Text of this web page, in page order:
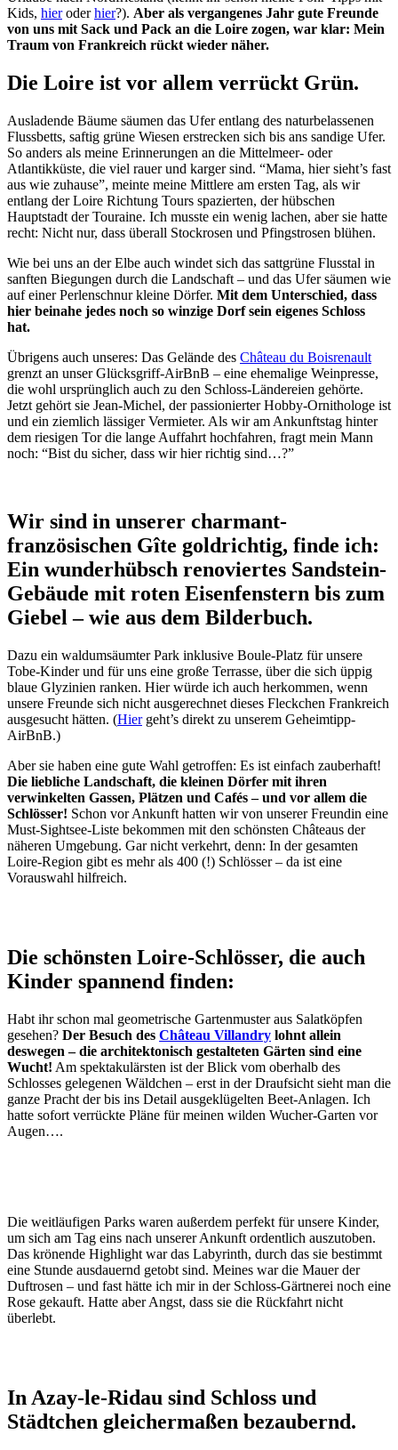
Kids, hieroderhier?). Aber als vergangenes Jahr gute Freunde
von uns mit Sack und Pack an die Loire zogen, war klar: Mein
Traum von Frankreich rückt wieder näher.
Die Loire ist vor allem verrückt Grün.
Ausladende Bäume säumen das Ufer entlang des naturbelassenen
Flussbetts, saftig grüne Wiesen erstrecken sich bis ans sandige Ufer.
So anders als meine Erinnerungen an die Mittelmeer- oder
Atlantikküste, die viel rauer und karger sind. “Mama, hier sieht’s fast
aus wie zuhause”, meinte meine Mittlere am ersten Tag, als wir
entlang der Loire Richtung Tours spazierten, der hübschen
Hauptstadt der Touraine. Ich musste ein wenig lachen, aber sie hatte
recht: Nicht nur, dass überall Stockrosen und Pfingstrosen blühen.
Wie bei uns an der Elbe auch windet sich das sattgrüne Flusstal in
sanften Biegungen durch die Landschaft – und das Ufer säumen wie
auf einer Perlenschnur kleine Dörfer. Mit dem Unterschied, dass
hier beinahe jedes noch so winzige Dorf sein eigenes Schloss
hat.
Übrigens auch unseres: Das Gelände des Château du Boisrenault
grenzt an unser Glücksgriff-AirBnB – eine ehemalige Weinpresse,
die wohl ursprünglich auch zu den Schloss-Ländereien gehörte.
Jetzt gehört sie Jean-Michel, der passionierter Hobby-Ornithologe ist
und ein ziemlich lässiger Vermieter. Als wir am Ankunftstag hinter
dem riesigen Tor die lange Auffahrt hochfahren, fragt mein Mann
noch: “Bist du sicher, dass wir hier richtig sind…?”
Wir sind in unserer charmant-
französischen Gîte goldrichtig, finde ich:
Ein wunderhübsch renoviertes Sandstein-
Gebäude mit roten Eisenfenstern bis zum
Giebel – wie aus dem Bilderbuch.
Dazu ein waldumsäumter Park inklusive Boule-Platz für unsere
Tobe-Kinder und für uns eine große Terrasse, über die sich üppig
blaue Glyzinien ranken. Hier würde ich auch herkommen, wenn
unsere Freunde sich nicht ausgerechnet dieses Fleckchen Frankreich
ausgesucht hätten. (Hiergeht’s direkt zu unserem Geheimtipp-
AirBnB.)
Aber sie haben eine gute Wahl getroffen: Es ist einfach zauberhaft!
Die liebliche Landschaft, die kleinen Dörfer mit ihren
verwinkelten Gassen, Plätzen und Cafés – und vor allem die
Schlösser! Schon vor Ankunft hatten wir von unserer Freundin eine
Must-Sightsee-Liste bekommen mit den schönsten Châteaus der
näheren Umgebung. Gar nicht verkehrt, denn: In der gesamten
Loire-Region gibt es mehr als 400 (!) Schlösser – da ist eine
Vorauswahl hilfreich.
Die schönsten Loire-Schlösser, die auch
Kinder spannend finden:
Habt ihr schon mal geometrische Gartenmuster aus Salatköpfen
gesehen? Der Besuch des Château Villandry lohnt allein
deswegen – die architektonisch gestalteten Gärten sind eine
Wucht! Am spektakulärsten ist der Blick vom oberhalb des
Schlosses gelegenen Wäldchen – erst in der Draufsicht sieht man die
ganze Pracht der bis ins Detail ausgeklügelten Beet-Anlagen. Ich
hatte sofort verrückte Pläne für meinen wilden Wucher-Garten vor
Augen….
Die weitläufigen Parks waren außerdem perfekt für unsere Kinder,
um sich am Tag eins nach unserer Ankunft ordentlich auszutoben.
Das krönende Highlight war das Labyrinth, durch das sie bestimmt
eine Stunde ausdauernd getobt sind. Meines war die Mauer der
Duftrosen – und fast hätte ich mir in der Schloss-Gärtnerei noch eine
Rose gekauft. Hatte aber Angst, dass sie die Rückfahrt nicht
überlebt.
In Azay-le-Ridau sind Schloss und
Städtchen gleichermaßen bezaubernd.